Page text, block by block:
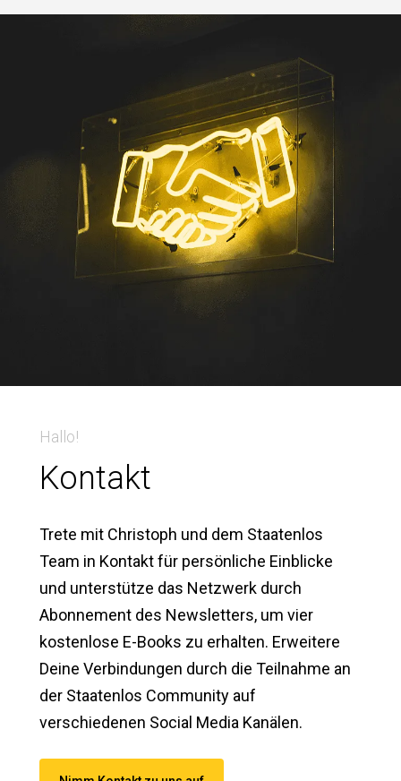
Hallo!
Kontakt
Trete mit Christoph und dem Staatenlos
Team in Kontakt für persönliche Einblicke
und unterstütze das Netzwerk durch
Abonnement des Newsletters, um vier
kostenlose E-Books zu erhalten. Erweitere
Deine Verbindungen durch die Teilnahme an
der Staatenlos Community auf
verschiedenen Social Media Kanälen.